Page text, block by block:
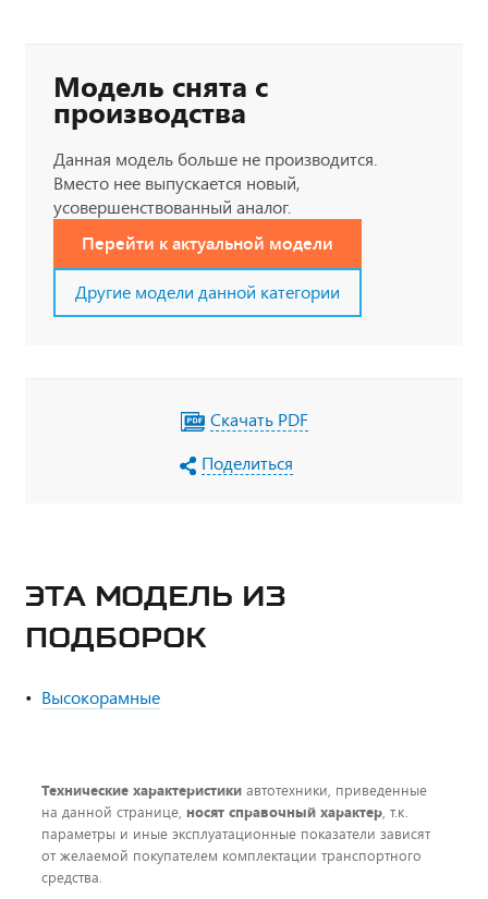
Модель снята с
производства
Данная модель больше не производится.
Вместо нее выпускается новый,
усовершенствованный аналог.
Перейти к актуальной модели
Другие модели данной категории
Скачать PDF
Поделиться
ЭТА МОДЕЛЬ ИЗ
ПОДБОРОК
Высокорамные
Технические характеристики автотехники, приведенные
на данной странице, носят справочный характер, т.к.
параметры и иные эксплуатационные показатели зависят
от желаемой покупателем комплектации транспортного
средства.